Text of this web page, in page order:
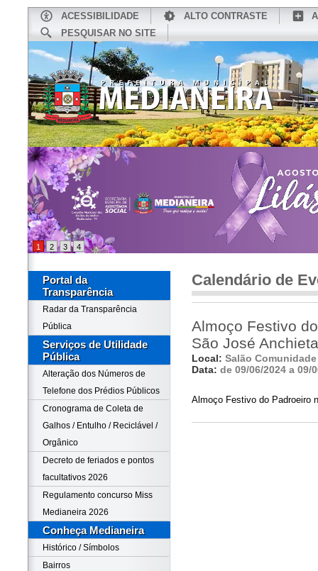
ACESSIBILIDADE ALTO CONTRASTE
PESQUISAR NO SITE
CONHEÇA MEDIANEIRA
1 2 3 4
Portal da
Transparência
Radar da Transparência
Pública
Serviços de Utilidade
Pública
Alteração dos Números de
Telefone dos Prédios Públicos
Cronograma de Coleta de
Galhos / Entulho / Reciclável /
Orgânico
Decreto de feriados e pontos
facultativos 2026
Regulamento concurso Miss
Medianeira 2026
Conheça Medianeira
Histórico / Símbolos
Bairros
Calendário de
Almoço Festivo
São José Anchieta
Local: Salão
Data: de 09/06/2024 a 09/
Almoço Festivo do Padroeiro